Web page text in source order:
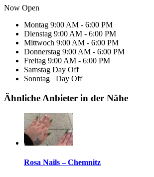
Now Open
Montag 9:00 AM - 6:00 PM
Dienstag 9:00 AM - 6:00 PM
Mittwoch 9:00 AM - 6:00 PM
Donnerstag 9:00 AM - 6:00 PM
Freitag 9:00 AM - 6:00 PM
Samstag Day Off
Sonntag Day Off
Ähnliche Anbieter in der Nähe
Rosa Nails – Chemnitz